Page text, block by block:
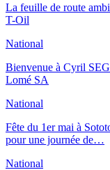
La feuille de route
T-Oil
National
Bienvenue à Cyril
Lomé SA
National
Fête du 1er mai à
pour une journée de…
National